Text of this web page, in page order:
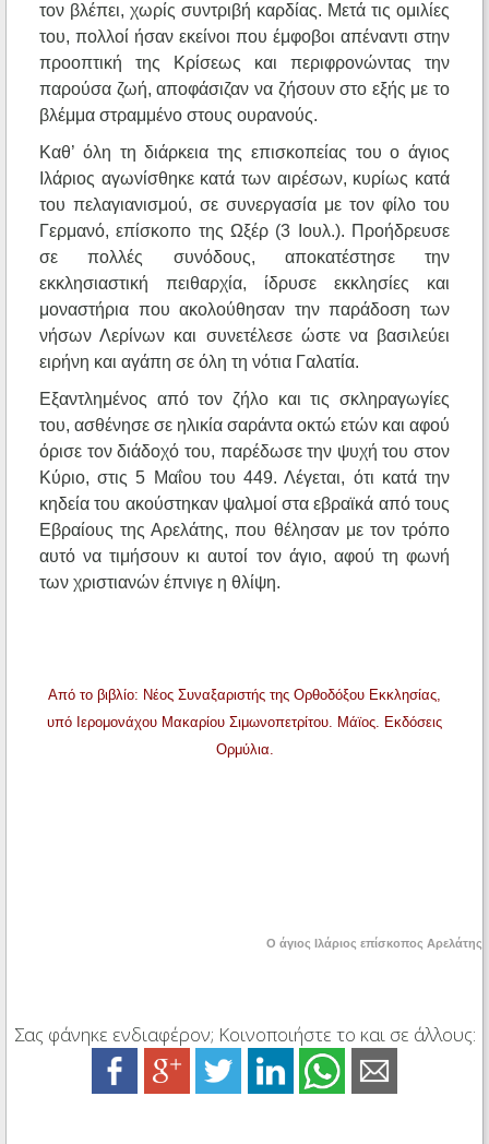
τον βλέπει, χωρίς συντριβή καρδίας. Μετά τις ομιλίες
του, πολλοί ήσαν εκείνοι που έμφοβοι απέναντι στην
προοπτική της Κρίσεως και περιφρονώντας την
παρούσα ζωή, αποφάσιζαν να ζήσουν στο εξής με το
βλέμμα στραμμένο στους ουρανούς.
Καθ’ όλη τη διάρκεια της επισκοπείας του ο άγιος
Ιλάριος αγωνίσθηκε κατά των αιρέσων, κυρίως κατά
του πελαγιανισμού, σε συνεργασία με τον φίλο του
Γερμανό, επίσκοπο της Ωξέρ (3 Ιουλ.). Προήδρευσε
σε πολλές συνόδους, αποκατέστησε την
εκκλησιαστική πειθαρχία, ίδρυσε εκκλησίες και
μοναστήρια που ακολούθησαν την παράδοση των
νήσων Λερίνων και συνετέλεσε ώστε να βασιλεύει
ειρήνη και αγάπη σε όλη τη νότια Γαλατία.
Εξαντλημένος από τον ζήλο και τις σκληραγωγίες
του, ασθένησε σε ηλικία σαράντα οκτώ ετών και αφού
όρισε τον διάδοχό του, παρέδωσε την ψυχή του στον
Κύριο, στις 5 Μαΐου του 449. Λέγεται, ότι κατά την
κηδεία του ακούστηκαν ψαλμοί στα εβραϊκά από τους
Εβραίους της Αρελάτης, που θέλησαν με τον τρόπο
αυτό να τιμήσουν κι αυτοί τον άγιο, αφού τη φωνή
των χριστιανών έπνιγε η θλίψη.
Από το βιβλίο: Νέος Συναξαριστής της Ορθοδόξου Εκκλησίας,
υπό Ιερομονάχου Μακαρίου Σιμωνοπετρίτου. Μάϊος. Εκδόσεις
Ορμύλια.
Ο άγιος Ιλάριος επίσκοπος Αρελάτης
Σας φάνηκε ενδιαφέρον; Κοινοποιήστε το και σε άλλους: